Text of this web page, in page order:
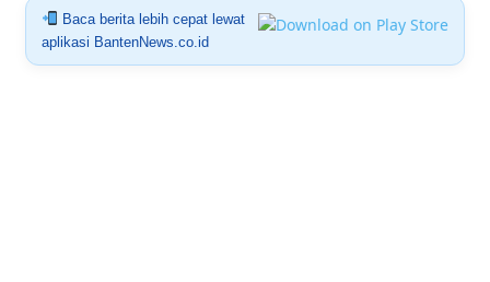
Baca berita lebih cepat lewat
aplikasi BantenNews.co.id